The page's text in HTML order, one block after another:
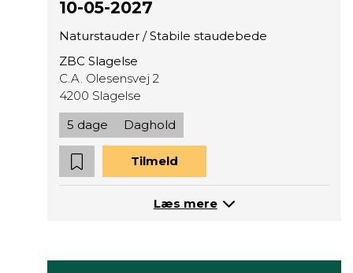
10-05-2027
Naturstauder / Stabile staudebede
ZBC Slagelse
C.A. Olesensvej 2
4200 Slagelse
5 dage
Daghold
Tilmeld
Læs mere